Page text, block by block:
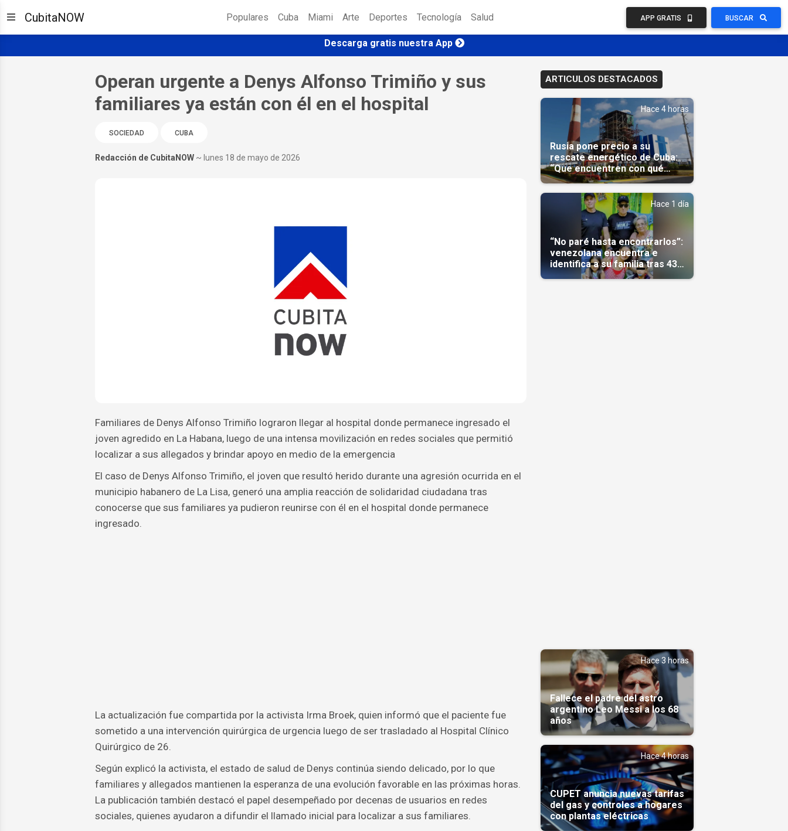
CubitaNOW Populares Cuba Miami Arte Deportes Tecnología Salud APP GRATIS BUSCAR
Descarga gratis nuestra App
Operan urgente a Denys Alfonso Trimiño y sus
familiares ya están con él en el hospital
SOCIEDAD CUBA
Redacción de CubitaNOW ~ lunes 18 de mayo de 2026
Familiares de Denys Alfonso Trimiño lograron llegar al hospital donde permanece ingresado el
joven agredido en La Habana, luego de una intensa movilización en redes sociales que permitió
localizar a sus allegados y brindar apoyo en medio de la emergencia
El caso de Denys Alfonso Trimiño, el joven que resultó herido durante una agresión ocurrida en el
municipio habanero de La Lisa, generó una amplia reacción de solidaridad ciudadana tras
conocerse que sus familiares ya pudieron reunirse con él en el hospital donde permanece
ingresado.
La actualización fue compartida por la activista Irma Broek, quien informó que el paciente fue
sometido a una intervención quirúrgica de urgencia luego de ser trasladado al Hospital Clínico
Quirúrgico de 26.
Según explicó la activista, el estado de salud de Denys continúa siendo delicado, por lo que
familiares y allegados mantienen la esperanza de una evolución favorable en las próximas horas.
La publicación también destacó el papel desempeñado por decenas de usuarios en redes
sociales, quienes ayudaron a difundir el llamado inicial para localizar a sus familiares.
ARTICULOS DESTACADOS
Hace 4 horas
Rusia pone precio a su
rescate energético de Cuba:
“Que encuentren con qué
pagarnos”
Hace 1 día
“No paré hasta encontrarlos”:
venezolana encuentra e
identifica a su familia tras 43
días del terremoto
Hace 3 horas
Fallece el padre del astro
argentino Leo Messi a los 68
años
Hace 4 horas
CUPET anuncia nuevas tarifas
del gas y controles a hogares
con plantas eléctricas